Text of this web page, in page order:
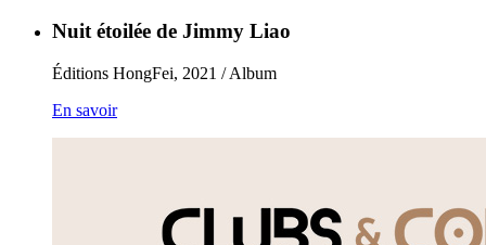
Nuit étoilée de Jimmy Liao
Éditions HongFei, 2021 / Album
En savoir